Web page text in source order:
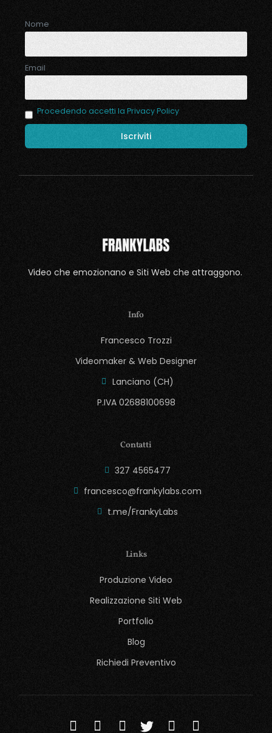
Nome
Email
Procedendo accetti la Privacy Policy
Video che emozionano e Siti Web che attraggono.
Info
Francesco Trozzi
Videomaker & Web Designer
Lanciano (CH)
P.IVA 02688100698
Contatti
327 4565477
francesco@frankylabs.com
t.me/FrankyLabs
Links
Produzione Video
Realizzazione Siti Web
Portfolio
Blog
Richiedi Preventivo